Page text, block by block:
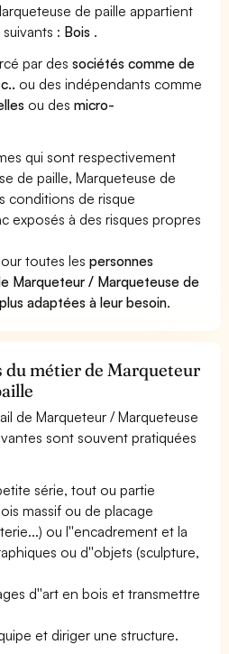
de paille appartient
: Bois .
par dessociétés comme de
ou des indépendants comme
ou desmicro-
qui sont respectivement
de paille, Marqueteuse de
conditions de risque
exposés à des risques propres
toutes lespersonnes
Marqueteur / Marqueteuse de
adaptées à leur besoin.
métier de Marqueteur
de Marqueteur / Marqueteuse
sont souvent pratiquées
série, tout ou partie
massif ou de placage
ou l''encadrement et la
ou d''objets (sculpture,
d''art en bois et transmettre
et diriger une structure.